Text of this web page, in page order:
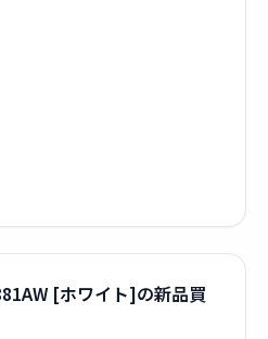
[ホワイト]の新品買